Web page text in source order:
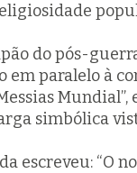
do pós-
em paralelo à
simbólica
escreveu: “O